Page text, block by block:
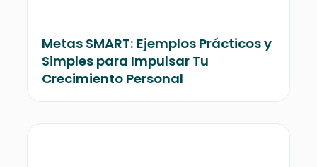
Metas SMART: Ejemplos Prácticos y
Simples para Impulsar Tu
Crecimiento Personal